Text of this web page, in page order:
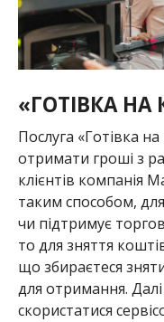
«ГОТІВКА НА
Послуга «Готівка
отримати гроші з
клієнтів компанія
таким способом,
чи підтримує
то для зняття
що збираєтеся
для отримання. Далі
скористатися